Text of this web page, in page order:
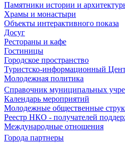
Памятники истории и
Храмы и монастыри
Объекты интерактивного показа
Досуг
Рестораны и кафе
Гостиницы
Городское пространство
Туристско-информационный
Молодежная политика
Справочник муниципальных
Календарь мероприятий
Молодежные общественные
Реестр НКО - получателей
Международные отношения
Города партнеры